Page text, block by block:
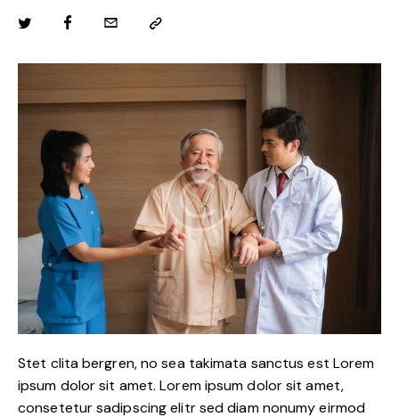
Stet clita bergren, no sea takimata sanctus est Lorem
ipsum dolor sit amet. Lorem ipsum dolor sit amet,
consetetur sadipscing elitr sed diam nonumy eirmod
TwitterFacebook
Email
Copy
to
clipboard